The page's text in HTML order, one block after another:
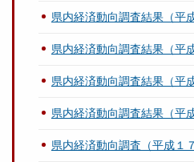
県内経済動向調査結果（平
県内経済動向調査結果（平
県内経済動向調査結果（平
県内経済動向調査結果（平
県内経済動向調査（平成１